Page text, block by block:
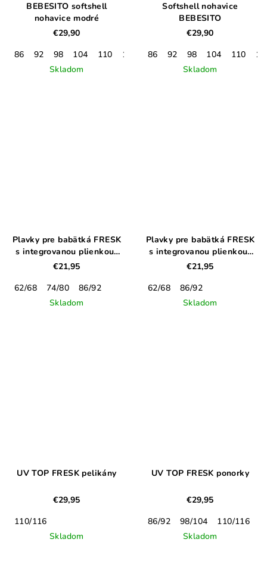
BEBESITO softshell
nohavice modré
€29,90
86
92 98 104 110 116 122 128 134
140
Skladom
Softshell nohavice
BEBESITO
€29,90
86
92 98 104 110
Skladom
Plavky pre babätká FRESK
s integrovanou plienkou-
kvety
€21,95
62/68
74/80
86/92
Skladom
Plavky pre babätká FRESK
s integrovanou plienkou-
pelikány
€21,95
62/68
86/92
Skladom
UV TOP FRESK pelikány
€29,95
110/116
Skladom
UV TOP FRESK ponorky
€29,95
86/92
98/104 110/116
Skladom